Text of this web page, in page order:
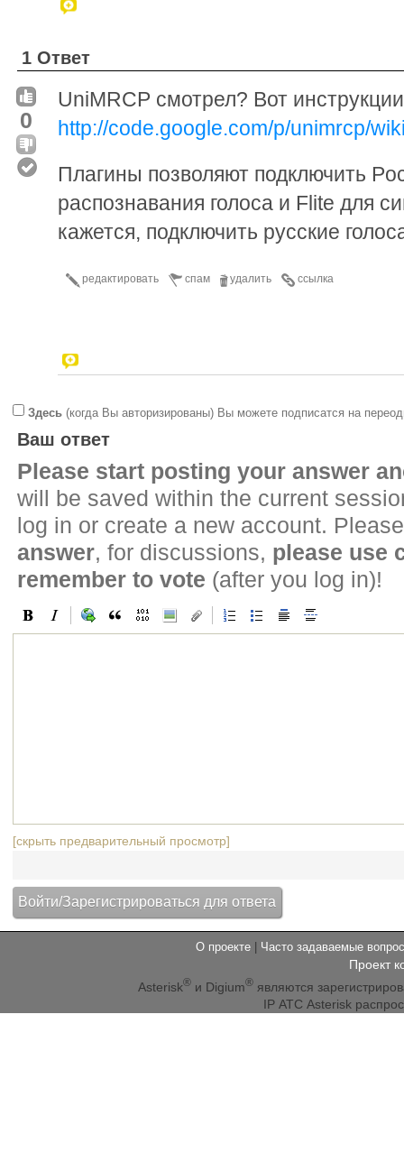
1 Ответ
0
UniMRCP смотрел? Вот
http://code.google.com/p/unimrcp/
Плагины позволяют подключить
распознавания голоса и Flite для
кажется, подключить русские
ссылка
удалить
спам
редактировать
Здесь (когда Вы авторизированы) Вы можете подписатся на
Ваш ответ
Please start posting your answer
will be saved within the current
log in or create a new account.
answer, for discussions, please use
remember to vote (after you log in)!
[скрыть предварительный просмотр]
О проекте Часто задаваемые
Проект
Asterisk® и Digium® являются
IP АТС Asterisk